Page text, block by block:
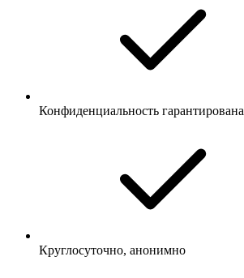
Конфиденциальность гарантирована
Круглосуточно, анонимно